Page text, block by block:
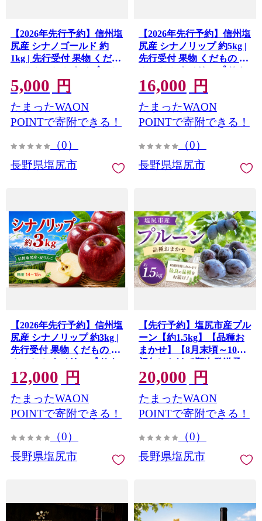
【2026年先行予約】信州塩
尻産 シナノゴールド 約
1kg | 先行受付 果物 くだも
の フルーツ シナノゴール
ド りんご 林檎 りんご3兄
弟 信州 長野県 塩尻市
5,000 円
たまったWAON
POINTで寄附できる！
（0）
長野県塩尻市
【2026年先行予約】信州塩
尻産 シナノリップ 約5kg |
先行受付 果物 くだもの フ
ルーツ シナノリップ りん
ご 林檎 信州 長野県 塩尻市
16,000 円
たまったWAON
POINTで寄附できる！
（0）
長野県塩尻市
【2026年先行予約】信州塩
尻産 シナノリップ 約3kg |
先行受付 果物 くだもの フ
ルーツ シナノリップ りん
ご 林檎 信州 長野県 塩尻市
12,000 円
たまったWAON
POINTで寄附できる！
（0）
長野県塩尻市
【先行予約】塩尻市産プル
ーン【約1.5kg】【品種お
まかせ】【8月末頃～10月
初旬にかけて順次発送予
定】 ｜ 果物 くだもの プル
ーン アーリーリバー オパ
ール サマーキュート サン
タス くらしま早生 くらし
プルーン 長野県 塩尻市
20,000 円
たまったWAON
POINTで寄附できる！
（0）
長野県塩尻市